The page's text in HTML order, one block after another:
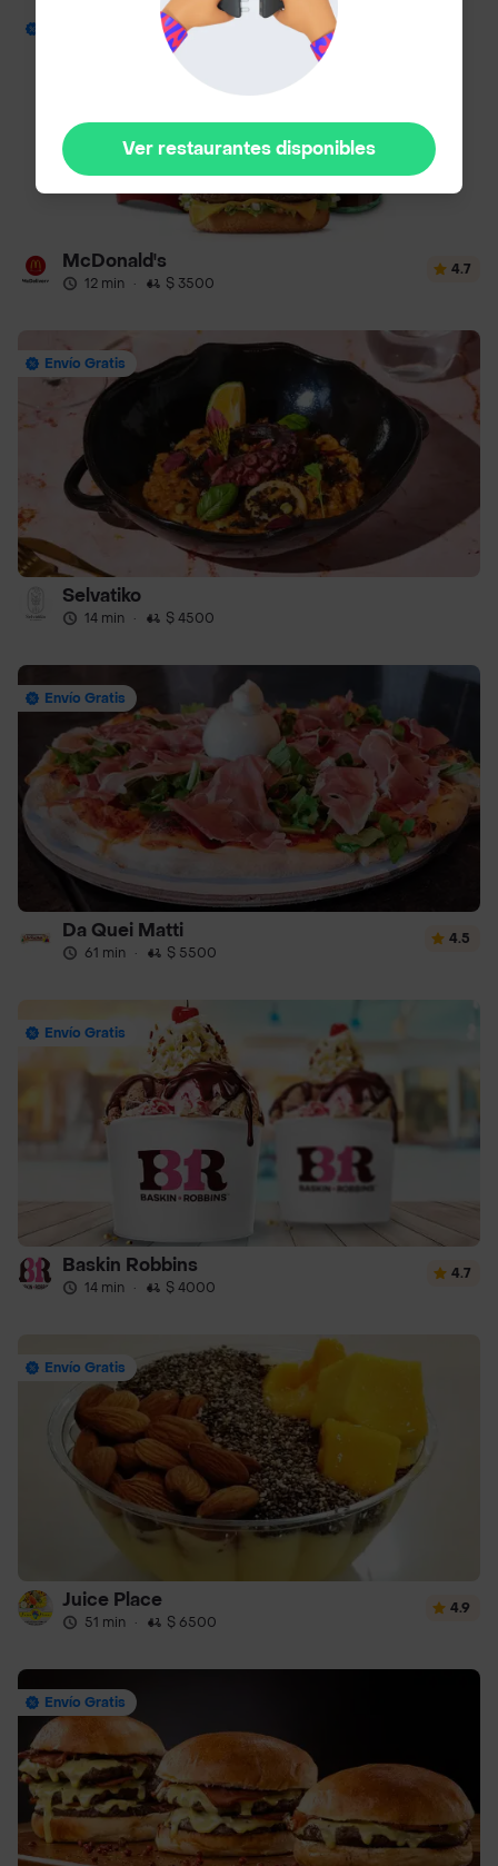
McDonald's
12 min · $ 3500
4.7
Envío Gratis
Selvatiko
14 min · $ 4500
Envío Gratis
Da Quei Matti
61 min · $ 5500
4.5
Envío Gratis
Baskin Robbins
14 min · $ 4000
4.7
Envío Gratis
Juice Place
51 min · $ 6500
4.9
Envío Gratis
Ver restaurantes disponibles